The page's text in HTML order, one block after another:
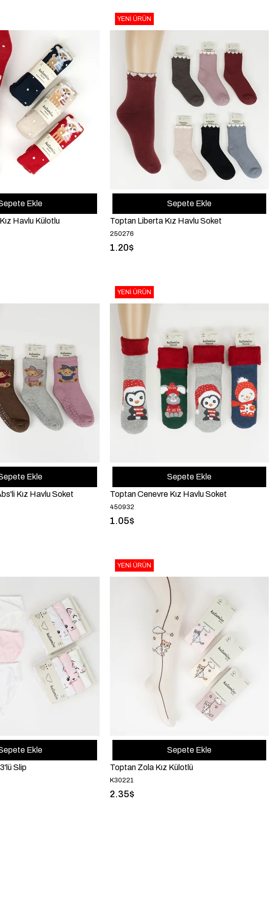
Havlu Külotlu
Ekle
Toptan Liberta Kız Havlu Soket
250276
1.20$
Sepete Ekle
YENI ÜRÜN
Kız Havlu Soket
Ekle
Toptan Cenevre Kız Havlu Soket
450932
1.05$
Sepete Ekle
YENI ÜRÜN
Slip
Ekle
Toptan Zola Kız Külotlü
K30221
2.35$
Sepete Ekle
YENI ÜRÜN